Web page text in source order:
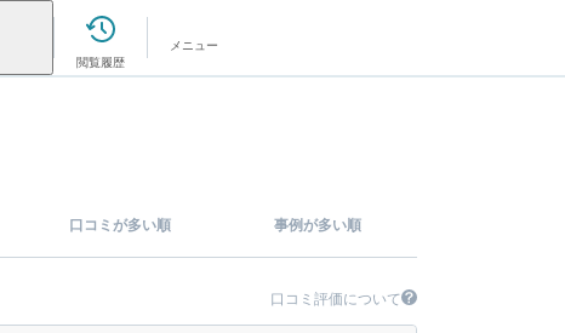
閲覧履歴
メニュー
口コミが多い順 事例が多い順
口コミ評価について